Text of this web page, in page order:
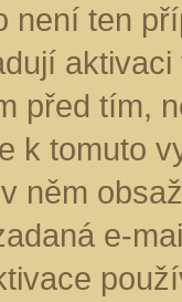
není ten
před tím,
k tomuto
něm
e-